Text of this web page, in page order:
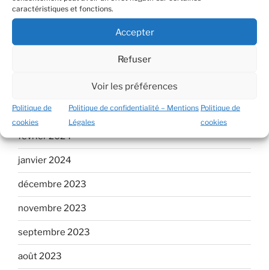
caractéristiques et fonctions.
Accepter
Refuser
Voir les préférences
Politique de
cookies
Politique de confidentialité – Mentions
Légales
Politique de
cookies
juillet 2024
mars 2024
février 2024
janvier 2024
décembre 2023
novembre 2023
septembre 2023
août 2023